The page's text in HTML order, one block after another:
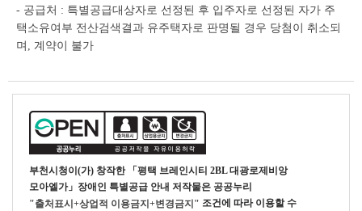
- 공급처 : 특별공급대상자로 선정된 후 입주자로 선정된 자가 주
택소유여부 전산검색결과 유주택자로 판명될 경우 당첨이 취소되
며, 계약이 불가
부천시청이(가) 창작한
「평택 브레인시티 2BL 대광로제비앙
모아엘가」장애인 특별공급 안내 저작물은 공공누리
"출처표시+상업적 이용금지+변경금지" 조건에 따라 이용할 수